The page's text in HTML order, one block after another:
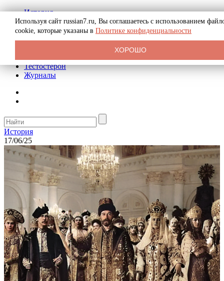
История
Биография
Криминал
Реклама на сайте
Тестостерон
Журналы
История
17/06/25
Используя сайт russian7.ru, Вы соглашаетесь с использованием
cookie, которые указаны в Политике конфиденциальности
ХОРОШО